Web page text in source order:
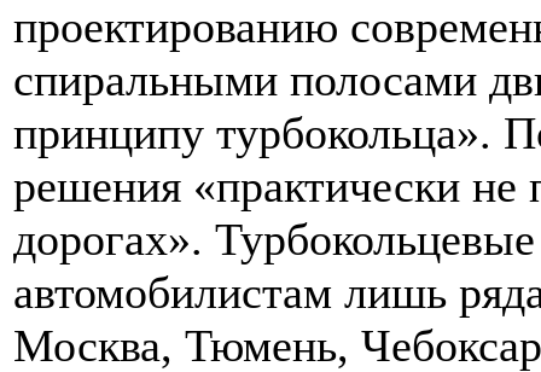
проектированию
спиральными полосами
принципу турбокольца».
решения «практически не
дорогах».
автомобилистам лишь
Москва, Тюмень,